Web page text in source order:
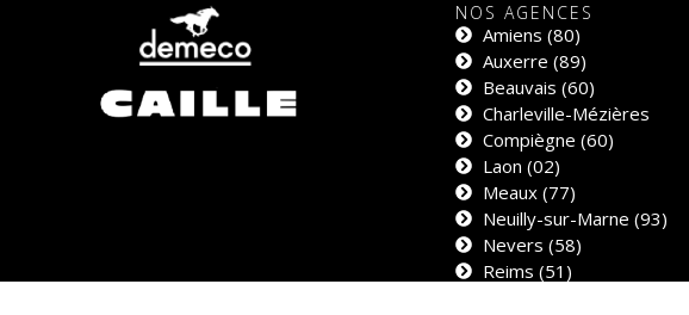
NOS AGENCES
Amiens (80)
Auxerre (89)
Beauvais (60)
Charleville-Mézières
Compiègne (60)
Laon (02)
Meaux (77)
Neuilly-sur-Marne (93)
Nevers (58)
Reims (51)